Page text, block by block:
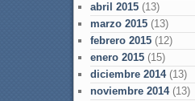
abril 2015(13)
marzo 2015(13)
febrero 2015(12)
enero 2015(15)
diciembre 2014(13)
noviembre 2014(13)